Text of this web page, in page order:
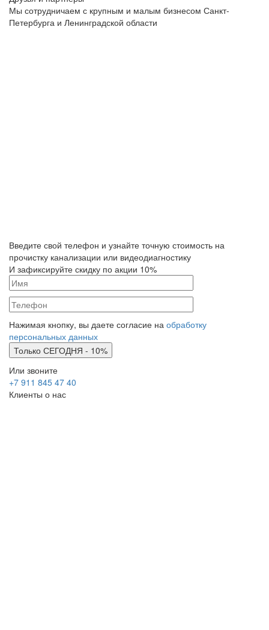
Мы сотрудничаем с крупным и малым бизнесом Санкт-
Петербурга и Ленинградской области
Введите свой телефон и узнайте точную стоимость на
прочистку канализации или видеодиагностику
И зафиксируйте скидку по акции 10%
Нажимая кнопку, вы даете согласие на обработку
персональных данных
Или звоните
+7 911 845 47 40
Клиенты о нас